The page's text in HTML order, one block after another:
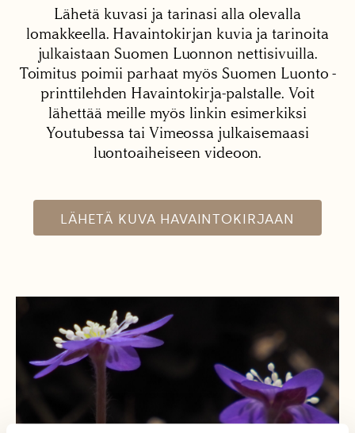
Lähetä kuvasi ja tarinasi alla olevalla
lomakkeella. Havaintokirjan kuvia ja tarinoita
julkaistaan Suomen Luonnon nettisivuilla.
Toimitus poimii parhaat myös Suomen Luonto -
printtilehden Havaintokirja-palstalle. Voit
lähettää meille myös linkin esimerkiksi
Youtubessa tai Vimeossa julkaisemaasi
luontoaiheiseen videoon.
LÄHETÄ KUVA HAVAINTOKIRJAAN